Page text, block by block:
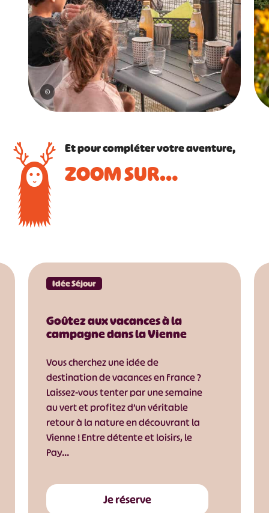
©
Et pour compléter votre aventure,
ZOOM SUR…
Idée Séjour
Goûtez aux vacances à la
campagne dans la Vienne
Vous cherchez une idée de
destination de vacances en France ?
Laissez-vous tenter par une semaine
au vert et profitez d’un véritable
retour à la nature en découvrant la
Vienne ! Entre détente et loisirs, le
Pay…
Je réserve